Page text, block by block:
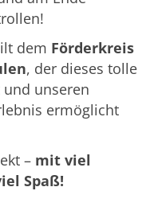
dem Förderkreis
, der dieses tolle
unseren
ermöglicht
– mit viel
Spaß!